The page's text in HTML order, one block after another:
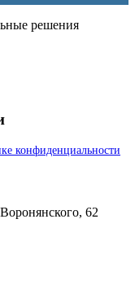
решения
конфиденциальности
62